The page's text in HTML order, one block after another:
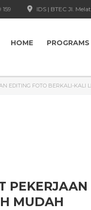
IDS | BTEC Jl.
159
HOME PROGRAMS
EDITING FOTO BERKALI-KALI
MUDAH